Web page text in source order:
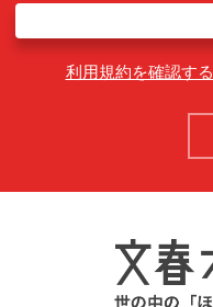
利用規約を確認する